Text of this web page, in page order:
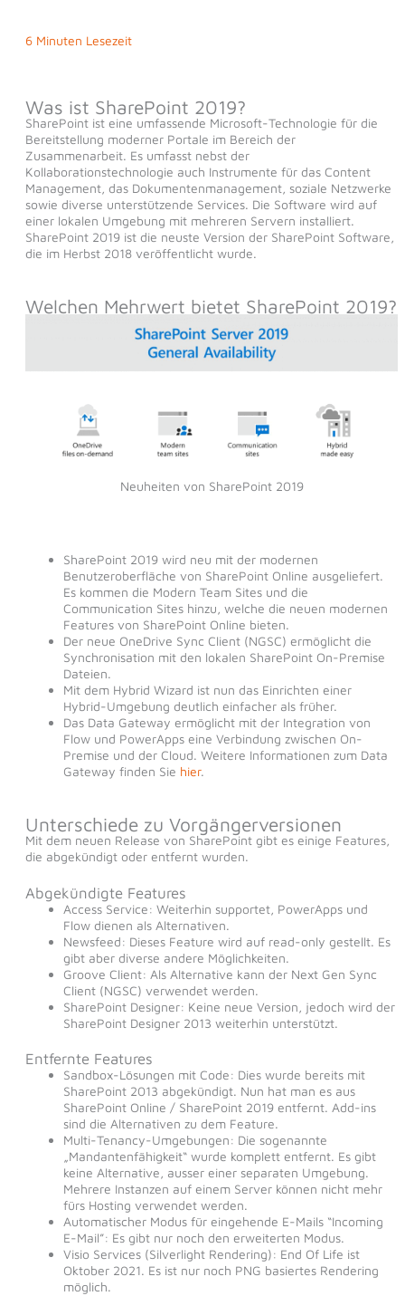
6 Minuten Lesezeit
Was ist SharePoint 2019?
SharePoint ist eine umfassende Microsoft-Technologie für die
Bereitstellung moderner Portale im Bereich der
Zusammenarbeit. Es umfasst nebst der
Kollaborationstechnologie auch Instrumente für das Content
Management, das Dokumentenmanagement, soziale Netzwerke
sowie diverse unterstützende Services. Die Software wird auf
einer lokalen Umgebung mit mehreren Servern installiert.
SharePoint 2019 ist die neuste Version der SharePoint Software,
die im Herbst 2018 veröffentlicht wurde.
Welchen Mehrwert bietet SharePoint 2019?
Neuheiten von SharePoint 2019
SharePoint 2019 wird neu mit der modernen
Benutzeroberfläche von SharePoint Online ausgeliefert.
Es kommen die Modern Team Sites und die
Communication Sites hinzu, welche die neuen modernen
Features von SharePoint Online bieten.
Der neue OneDrive Sync Client (NGSC) ermöglicht die
Synchronisation mit den lokalen SharePoint On-Premise
Dateien.
Mit dem Hybrid Wizard ist nun das Einrichten einer
Hybrid-Umgebung deutlich einfacher als früher.
Das Data Gateway ermöglicht mit der Integration von
Flow und PowerApps eine Verbindung zwischen On-
Premise und der Cloud. Weitere Informationen zum Data
Gateway finden Sie hier.
Unterschiede zu Vorgängerversionen
Mit dem neuen Release von SharePoint gibt es einige Features,
die abgekündigt oder entfernt wurden.
Abgekündigte Features
Access Service: Weiterhin supportet, PowerApps und
Flow dienen als Alternativen.
Newsfeed: Dieses Feature wird auf read-only gestellt. Es
gibt aber diverse andere Möglichkeiten.
Groove Client: Als Alternative kann der Next Gen Sync
Client (NGSC) verwendet werden.
SharePoint Designer: Keine neue Version, jedoch wird der
SharePoint Designer 2013 weiterhin unterstützt.
Entfernte Features
Sandbox-Lösungen mit Code: Dies wurde bereits mit
SharePoint 2013 abgekündigt. Nun hat man es aus
SharePoint Online / SharePoint 2019 entfernt. Add-ins
sind die Alternativen zu dem Feature.
Multi-Tenancy-Umgebungen: Die sogenannte
„Mandantenfähigkeit“ wurde komplett entfernt. Es gibt
keine Alternative, ausser einer separaten Umgebung.
Mehrere Instanzen auf einem Server können nicht mehr
fürs Hosting verwendet werden.
Automatischer Modus für eingehende E-Mails “Incoming
E-Mail”: Es gibt nur noch den erweiterten Modus.
Visio Services (Silverlight Rendering): End Of Life ist
Oktober 2021. Es ist nur noch PNG basiertes Rendering
möglich.